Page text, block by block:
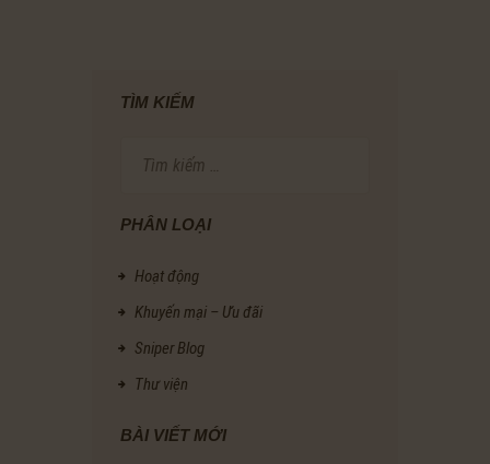
TÌM KIẾM
cho:
PHÂN LOẠI
Hoạt động
Khuyến mại – Ưu đãi
Sniper Blog
Thư viện
BÀI VIẾT MỚI